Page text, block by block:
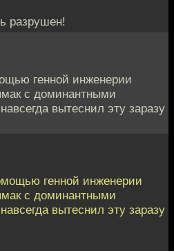
разрушен!
генной инженерии
с доминантными
вытеснил эту заразу
генной инженерии
с доминантными
вытеснил эту заразу